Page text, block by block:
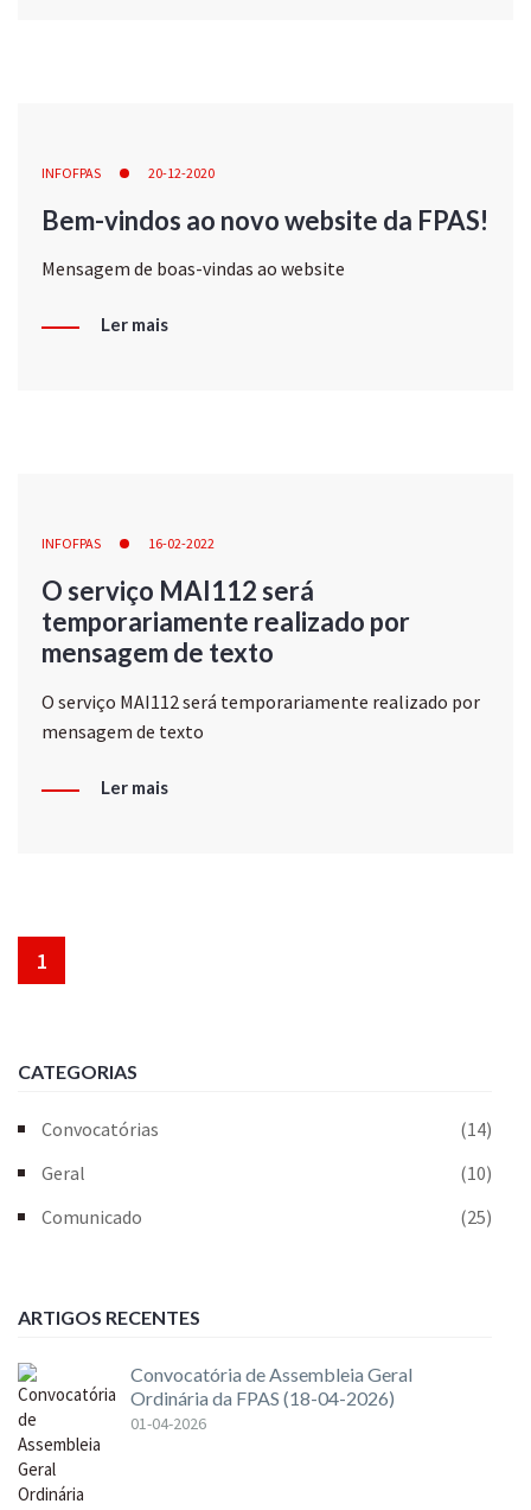
INFOFPAS 20-12-2020
Bem-vindos ao novo website da FPAS!
Mensagem de boas-vindas ao website
Ler mais
INFOFPAS 16-02-2022
O serviço MAI112 será
temporariamente realizado por
mensagem de texto
O serviço MAI112 será temporariamente realizado por
mensagem de texto
Ler mais
1
CATEGORIAS
Convocatórias
(14)
Geral
(10)
Comunicado
(25)
ARTIGOS RECENTES
Convocatória de Assembleia Geral
Ordinária da FPAS (18-04-2026)
01-04-2026